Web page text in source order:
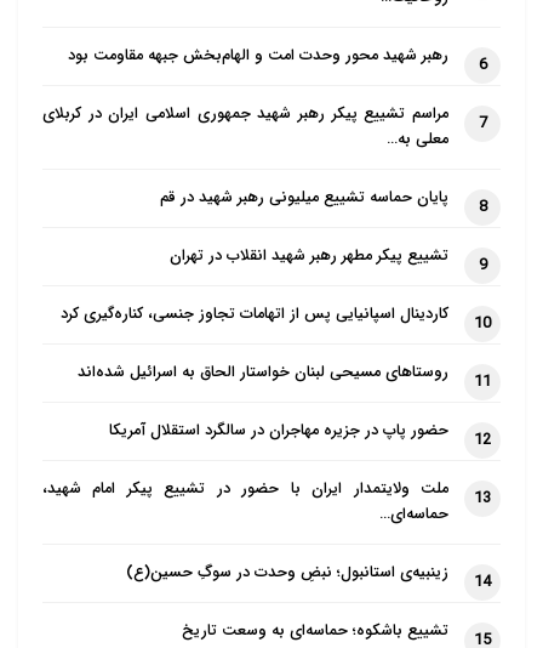
دشمنان
این عالم برجسته اهل سنت در ادامه با تمجید از عملکرد
تدابیر هوشمندانه، دقیق و به موقع شورای عالی امنیت
ملی، این توطئه پیچیده دشمنان نقش بر آب شد. شورای
عالی امنیت ملی با بررسی عمیق گزارش‌های اطلاعاتی و
امنیتی و با در نظر گرفتن همه ابعاد قضیه – از منظر
تشخیص داد که حاجیان ایرانی همچون گذشته می‌توانند
با خیالی آسوده در این مراسم عظیم شرکت کنند.»
رئیس شورای عالی مجمع جهانی تقریب مذاهب اسلامی با
اشاره به پیامدهای منفی احتمالی در صورت تعطیلی حج،
ملی نبود و حج امسال عملاً تعطیل می‌شد، چه بسا سال‌ها
طول می‌کشید تا اعتماد از دست رفته میان حجاج ایرانی و
6 رهبر شهید محور وحدت امت و الهام‌بخش جبهه مقاومت بود
7
مراسم تشییع پیکر رهبر شهید جمهوری اسلامی ایران در کربلای
معلی به…
8 پایان حماسه تشییع میلیونی رهبر شهید در قم
9 تشییع پیکر مطهر رهبر شهید انقلاب در تهران
10 کاردینال اسپانیایی پس از اتهامات تجاوز جنسی، کناره‌گیری کرد
11 روستاهای مسیحی لبنان خواستار الحاق به اسرائیل شده‌اند
12 حضور پاپ در جزیره مهاجران در سالگرد استقلال آمریکا
13
ملت ولایتمدار ایران با حضور در تشییع پیکر امام شهید،
حماسه‌ای…
14 زینبیه‌ی استانبول؛ نبضِ وحدت در سوگِ حسین(ع)
15 تشییع باشکوه؛ حماسه‌ای به وسعت تاریخ